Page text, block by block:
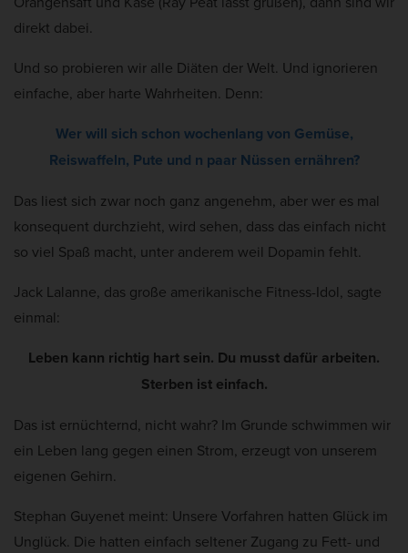
direkt dabei.
Und so probieren wir alle Diäten der Welt. Und ignorieren
einfache, aber harte Wahrheiten. Denn:
Wer will sich schon wochenlang von Gemüse,
Reiswaffeln, Pute und n paar Nüssen ernähren?
Das liest sich zwar noch ganz angenehm, aber wer es mal
konsequent durchzieht, wird sehen, dass das einfach nicht
so viel Spaß macht, unter anderem weil Dopamin fehlt.
Jack Lalanne, das große amerikanische Fitness-Idol, sagte
einmal:
Leben kann richtig hart sein. Du musst dafür arbeiten.
Sterben ist einfach.
Das ist ernüchternd, nicht wahr? Im Grunde schwimmen wir
ein Leben lang gegen einen Strom, erzeugt von unserem
eigenen Gehirn.
Stephan Guyenet meint: Unsere Vorfahren hatten Glück im
Unglück. Die hatten einfach seltener Zugang zu Fett- und